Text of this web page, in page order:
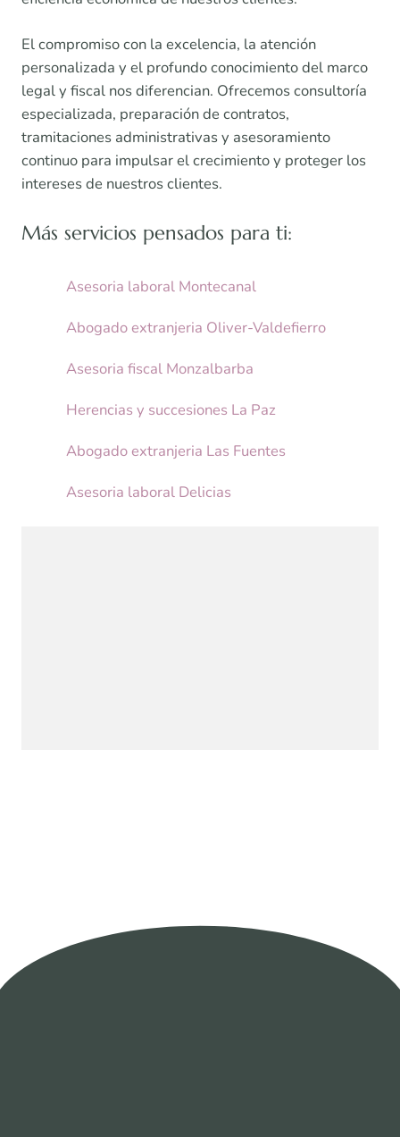
El compromiso con la excelencia, la atención
personalizada y el profundo conocimiento del marco
legal y fiscal nos diferencian. Ofrecemos consultoría
especializada, preparación de contratos,
tramitaciones administrativas y asesoramiento
continuo para impulsar el crecimiento y proteger los
intereses de nuestros clientes.
Más servicios pensados para ti:
Asesoria laboral Montecanal
Abogado extranjeria Oliver-Valdefierro
Asesoria fiscal Monzalbarba
Herencias y succesiones La Paz
Abogado extranjeria Las Fuentes
Asesoria laboral Delicias